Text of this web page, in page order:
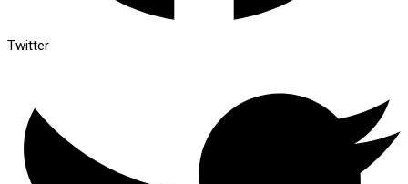
Twitter